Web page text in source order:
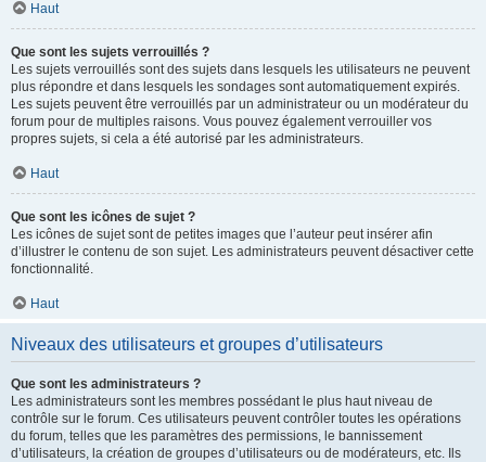
Haut
Que sont les sujets verrouillés ?
Les sujets verrouillés sont des sujets dans lesquels les utilisateurs ne peuvent
plus répondre et dans lesquels les sondages sont automatiquement expirés.
Les sujets peuvent être verrouillés par un administrateur ou un modérateur du
forum pour de multiples raisons. Vous pouvez également verrouiller vos
propres sujets, si cela a été autorisé par les administrateurs.
Haut
Que sont les icônes de sujet ?
Les icônes de sujet sont de petites images que l’auteur peut insérer afin
d’illustrer le contenu de son sujet. Les administrateurs peuvent désactiver cette
fonctionnalité.
Haut
Niveaux des utilisateurs et groupes d’utilisateurs
Que sont les administrateurs ?
Les administrateurs sont les membres possédant le plus haut niveau de
contrôle sur le forum. Ces utilisateurs peuvent contrôler toutes les opérations
du forum, telles que les paramètres des permissions, le bannissement
d’utilisateurs, la création de groupes d’utilisateurs ou de modérateurs, etc. Ils